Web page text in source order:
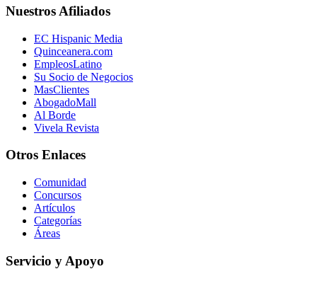
Nuestros Afiliados
EC Hispanic Media
Quinceanera.com
EmpleosLatino
Su Socio de Negocios
MasClientes
AbogadoMall
Al Borde
Vivela Revista
Otros Enlaces
Comunidad
Concursos
Artículos
Categorías
Áreas
Servicio y Apoyo